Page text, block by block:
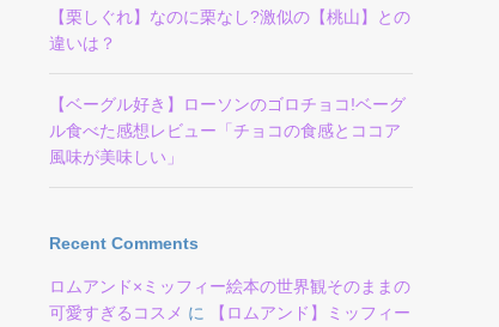
【栗しぐれ】なのに栗なし?激似の【桃山】との
違いは？
【ベーグル好き】ローソンのゴロチョコ!ベーグ
ル食べた感想レビュー「チョコの食感とココア
風味が美味しい」
Recent Comments
ロムアンド×ミッフィー絵本の世界観そのままの
可愛すぎるコスメ に
【ロムアンド】ミッフィー